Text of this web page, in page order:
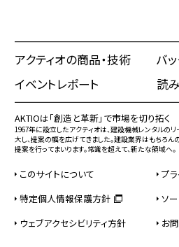
アクティオの商品・技術
バ
イベントレポート
読
AKTIOは「創造と革新」で市場を切り拓く
1967年に設立したアクティオは、建設機械レンタルの
大し、提案の幅を広げてきました。建設業界はもちろん
提案を行ってまいります。常識を超えて、新たな領域へ。
このサイトについて
プ
特定個人情報保護方針
ソ
ウェブアクセシビリティ方針
お